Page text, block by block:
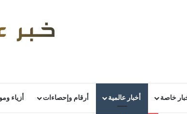
خاصة أخبار عالمية أرقام وإحصاءات أزياء